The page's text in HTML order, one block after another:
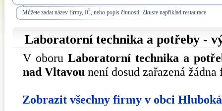
Můžete zadat název firmy, IČ, nebo popis činnosti. Zkuste například restaurace
Laboratorní technika a potřeby -
V oboru Laboratorní technika a
nad Vltavou není dosud zařazená žádna
Zobrazit všechny firmy v obci